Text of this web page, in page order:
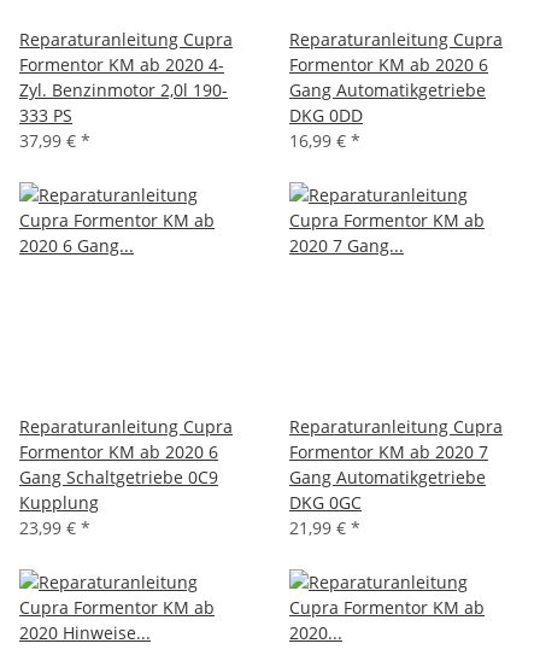
Reparaturanleitung Cupra
Formentor KM ab 2020 4-
Zyl. Benzinmotor 2,0l 190-
333 PS
37,99 € *
Reparaturanleitung Cupra
Formentor KM ab 2020 6
Gang Automatikgetriebe
DKG 0DD
16,99 € *
Reparaturanleitung Cupra
Formentor KM ab 2020 6
Gang Schaltgetriebe 0C9
Kupplung
23,99 € *
Reparaturanleitung Cupra
Formentor KM ab 2020 7
Gang Automatikgetriebe
DKG 0GC
21,99 € *